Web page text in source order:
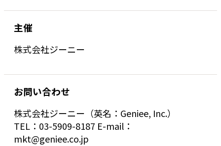
主催
株式会社ジーニー
お問い合わせ
株式会社ジーニー（英名：Geniee, Inc.）
TEL：03-5909-8187 E-mail：
mkt@geniee.co.jp